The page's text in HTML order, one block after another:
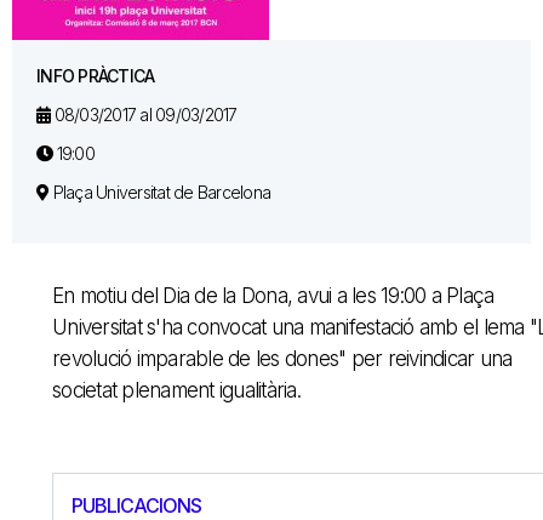
INFO PRÀCTICA
08/03/2017 al 09/03/2017
19:00
Plaça Universitat de Barcelona
En motiu del Dia de la Dona, avui a les 19:00 a Plaça
Universitat s'ha convocat una manifestació amb el lema
revolució imparable de les dones" per reivindicar una
societat plenament igualitària.
PUBLICACIONS